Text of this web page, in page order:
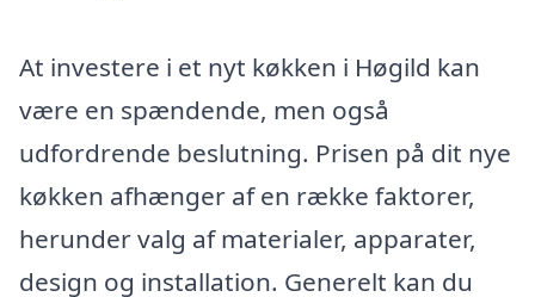
At investere i et nyt køkken i Høgild kan
være en spændende, men også
udfordrende beslutning. Prisen på dit nye
køkken afhænger af en række faktorer,
herunder valg af materialer, apparater,
design og installation. Generelt kan du